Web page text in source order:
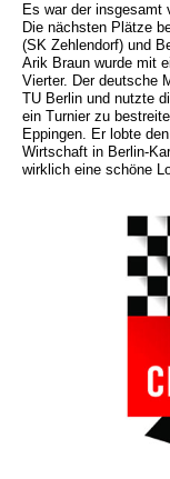
Es war der insgesamt
Die nächsten Plätze
(SK Zehlendorf) und
Arik Braun wurde mit
Vierter. Der deutsche
TU Berlin und nutzte
ein Turnier zu
Eppingen. Er lobte
Wirtschaft in Berlin-
wirklich eine schöne